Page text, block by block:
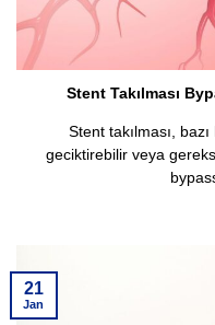
Stent Takılması
Stent takılması,
geciktirebilir veya
21
Jan